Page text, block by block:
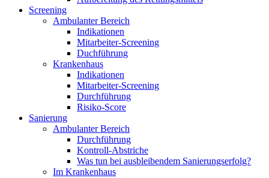
Screening
Ambulanter Bereich
Indikationen
Mitarbeiter-Screening
Duchführung
Krankenhaus
Indikationen
Mitarbeiter-Screening
Durchführung
Risiko-Score
Sanierung
Ambulanter Bereich
Durchführung
Kontroll-Abstriche
Was tun bei ausbleibendem Sanierungserfolg?
Im Krankenhaus